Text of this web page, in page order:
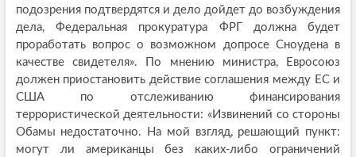
подозрения подтвердятся и дело дойдет до возбуждения
дела, Федеральная прокуратура ФРГ должна будет
проработать вопрос о возможном допросе Сноудена в
качестве свидетеля». По мнению министра, Евросоюз
должен приостановить действие соглашения между ЕС и
США по отслеживанию финансирования
террористической деятельности: «Извинений со стороны
Обамы недостаточно. На мой взгляд, решающий пункт:
могут ли американцы без каких-либо ограничений